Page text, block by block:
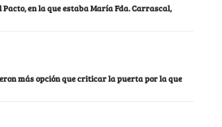
en la que estaba María Fda. Carrascal,
más opción que criticar la puerta por la que